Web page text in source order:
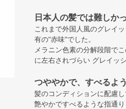
日本人の髪では難しか
これまで外国人風のグレイ
有の"赤味"でした。
メラニン色素の分解段階で
に左右されづらい グレイッ
つややかで、すべるよ
髪のコンディションに配慮
艶やかですべるような指通